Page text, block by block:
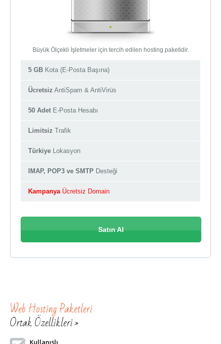
Satın Al
Büyük Ölçekli İşletmeler için tercih edilen hosting paketidir.
5 GB Kota (E-Posta Başına)
Ücretsiz AntiSpam & AntiVirüs
50 Adet E-Posta Hesabı
Limitsiz Trafik
Türkiye Lokasyon
IMAP, POP3 ve SMTP Desteği
KampanyaÜcretsiz Domain
Web Hosting Paketleri
Ortak Özellikleri »
Kullanışlı